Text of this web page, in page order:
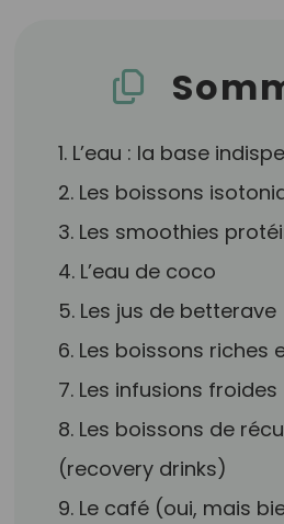
1. L’eau : la base
2. Les boissons
3. Les smoothies
4. L’eau de coco
5. Les jus de betterave
6. Les boissons riches
7. Les infusions froides
8. Les boissons de
(recovery drinks)
9. Le café (oui, mais